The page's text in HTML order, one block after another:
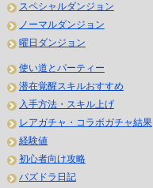
スペシャルダンジョン
ノーマルダンジョン
曜日ダンジョン
使い道とパーティー
潜在覚醒スキルおすすめ
入手方法・スキル上げ
レアガチャ・コラボガチャ結果
経験値
初心者向け攻略
パズドラ日記